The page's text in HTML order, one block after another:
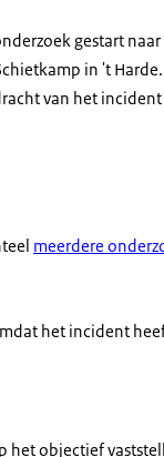
gestart naar
in 't
van het
meerdere
het incident
objectief